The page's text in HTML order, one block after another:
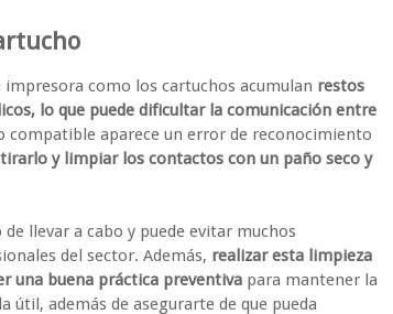
como los cartuchos acumulan restos
lo que puede dificultar la comunicación entre
compatible aparece un error de reconocimiento
y limpiar los contactos con un paño seco y
llevar a cabo y puede evitar muchos
del sector. Además, realizar esta limpieza
una buena práctica preventiva para mantener la
útil, además de asegurarte de que pueda